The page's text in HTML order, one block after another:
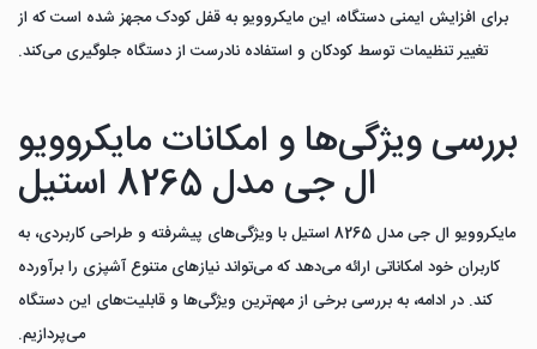
برای افزایش ایمنی دستگاه، این مایکروویو به قفل کودک مجهز شده است که از
تغییر تنظیمات توسط کودکان و استفاده نادرست از دستگاه جلوگیری می‌کند.
بررسی ویژگی‌ها و امکانات مایکروویو
ال جی مدل 8265 استیل
مایکروویو ال جی مدل 8265 استیل با ویژگی‌های پیشرفته و طراحی کاربردی، به
کاربران خود امکاناتی ارائه می‌دهد که می‌تواند نیازهای متنوع آشپزی را برآورده
کند. در ادامه، به بررسی برخی از مهم‌ترین ویژگی‌ها و قابلیت‌های این دستگاه
می‌پردازیم.